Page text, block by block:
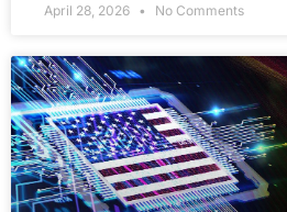
April 28, 2026 No Comments